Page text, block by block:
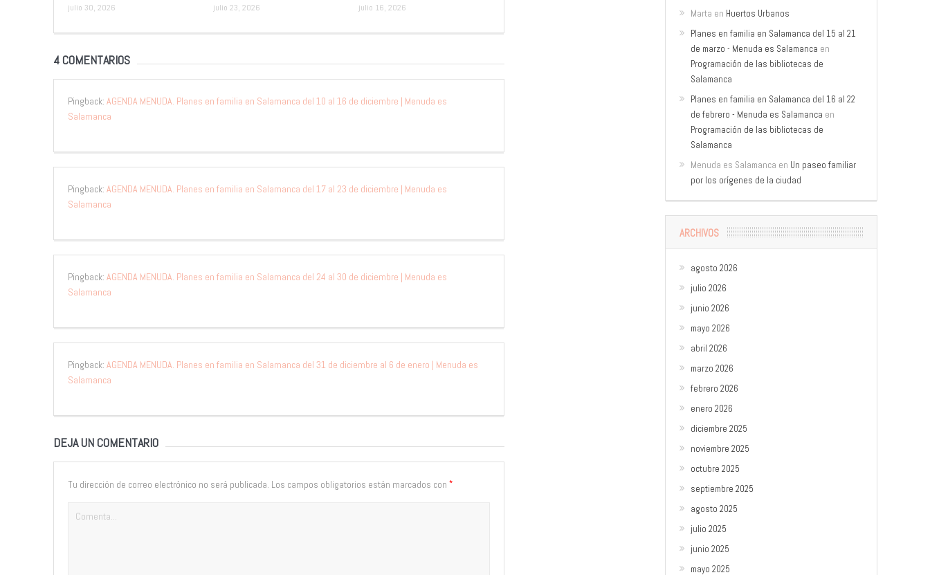
julio 30, 2026 julio 23, 2026 julio 16, 2026
4 COMENTARIOS
Pingback: AGENDA MENUDA. Planes en familia en Salamanca del 10 al 16 de diciembre | Menuda es
Salamanca
Pingback: AGENDA MENUDA. Planes en familia en Salamanca del 17 al 23 de diciembre | Menuda es
Salamanca
Pingback: AGENDA MENUDA. Planes en familia en Salamanca del 24 al 30 de diciembre | Menuda es
Salamanca
Pingback: AGENDA MENUDA. Planes en familia en Salamanca del 31 de diciembre al 6 de enero | Menuda es
Salamanca
DEJA UN COMENTARIO
Tu dirección de correo electrónico no será publicada. Los campos obligatorios están marcados con *
Marta en Huertos Urbanos
Planes en familia en Salamanca del 15 al 21
de marzo - Menuda es Salamanca en
Programación de las bibliotecas de
Salamanca
Planes en familia en Salamanca del 16 al 22
de febrero - Menuda es Salamanca en
Programación de las bibliotecas de
Salamanca
Menuda es Salamanca en Un paseo familiar
por los orígenes de la ciudad
ARCHIVOS
agosto 2026
julio 2026
junio 2026
mayo 2026
abril 2026
marzo 2026
febrero 2026
enero 2026
diciembre 2025
noviembre 2025
octubre 2025
septiembre 2025
agosto 2025
julio 2025
junio 2025
mayo 2025